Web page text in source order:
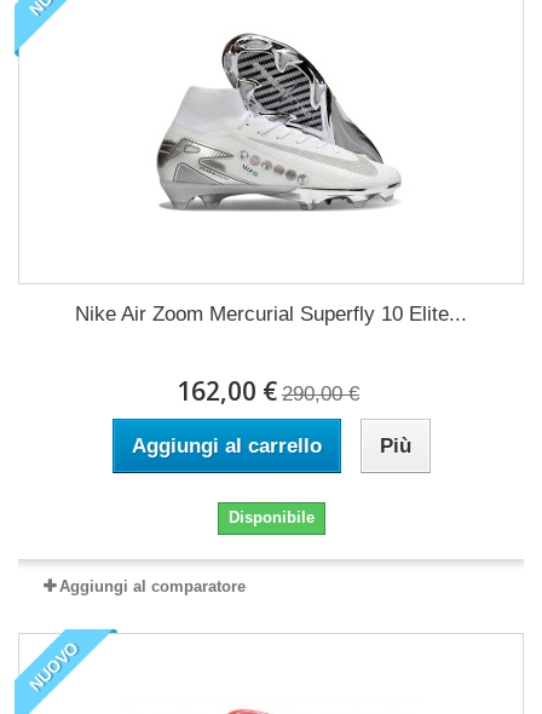
Nike Air Zoom Mercurial Superfly 10 Elite...
162,00 € 290,00 €
Aggiungi al carrello Più
Disponibile
Aggiungi al comparatore
NUOVO